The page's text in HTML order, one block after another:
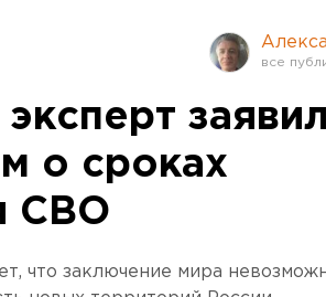
о сроках
СВО
что заключение мира